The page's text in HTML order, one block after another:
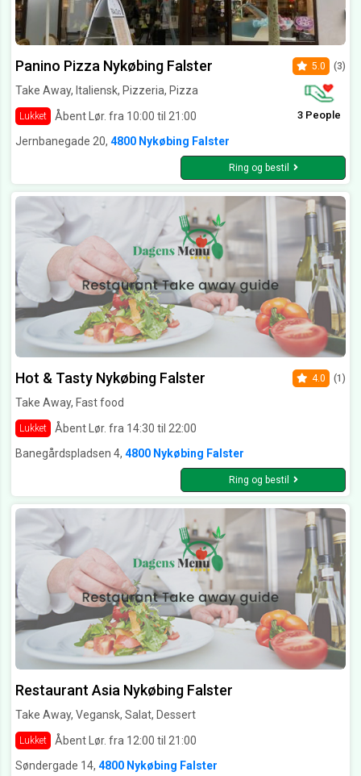
Panino Pizza Nykøbing Falster
Take Away, Italiensk, Pizzeria, Pizza
Lukket Åbent Lør. fra 10:00 til 21:00
5.0 (3)
3 People
Jernbanegade 20, 4800 Nykøbing Falster
Ring og bestil
Hot & Tasty Nykøbing Falster
Take Away, Fast food
Lukket Åbent Lør. fra 14:30 til 22:00
4.0 (1)
Banegårdspladsen 4, 4800 Nykøbing Falster
Ring og bestil
Restaurant Asia Nykøbing Falster
Take Away, Vegansk, Salat, Dessert
Lukket
Åbent Lør. fra 12:00 til 21:00
Søndergade 14, 4800 Nykøbing Falster